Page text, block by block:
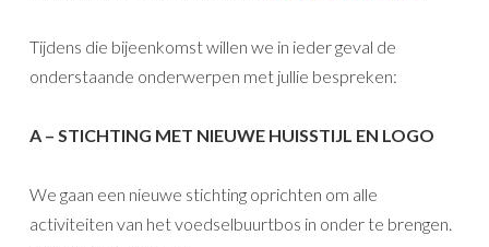
Tijdens die bijeenkomst willen we in ieder geval de
onderstaande onderwerpen met jullie bespreken:
A – STICHTING MET NIEUWE HUISSTIJL EN LOGO
We gaan een nieuwe stichting oprichten om alle
activiteiten van het voedselbuurtbos in onder te brengen.